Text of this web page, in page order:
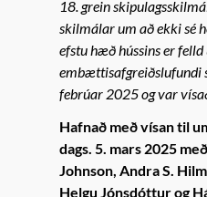
18. grein
skilmálar um að ekki sé
efstu hæð hússins er
embættisafgreiðslufundi
febrúar 2025 og var
Hafnað með vísan til
dags. 5. mars 2025
Johnson, Andra S.
Helgu Jónsdóttur og